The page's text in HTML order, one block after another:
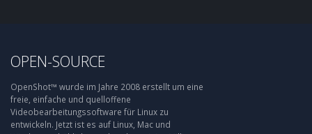
OPEN-SOURCE
OpenShot™ wurde im Jahre 2008 erstellt um eine
freie, einfache und quelloffene
Videobearbeitungssoftware für Linux zu
entwickeln. Jetzt ist es auf Linux, Mac und